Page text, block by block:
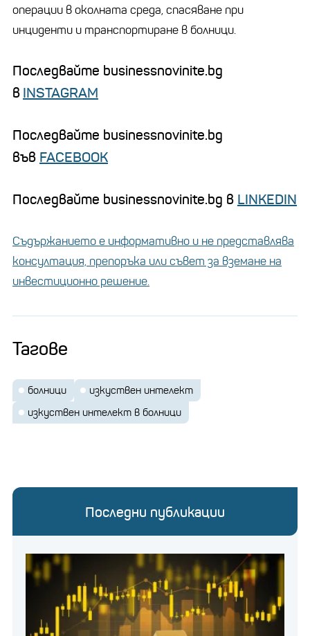
операции в околната среда, спасяване при
инциденти и транспортиране в болници.
Последвайте businessnovinite.bg
в INSTAGRAM
Последвайте businessnovinite.bg
във FACEBOOK
Последвайте businessnovinite.bg в LINKEDIN
Съдържанието е информативно и не представлява
консултация, препоръка или съвет за вземане на
инвестиционно решение.
Тагове
болници
изкуствен интелект
изкуствен интелект в болници
Последни публикации